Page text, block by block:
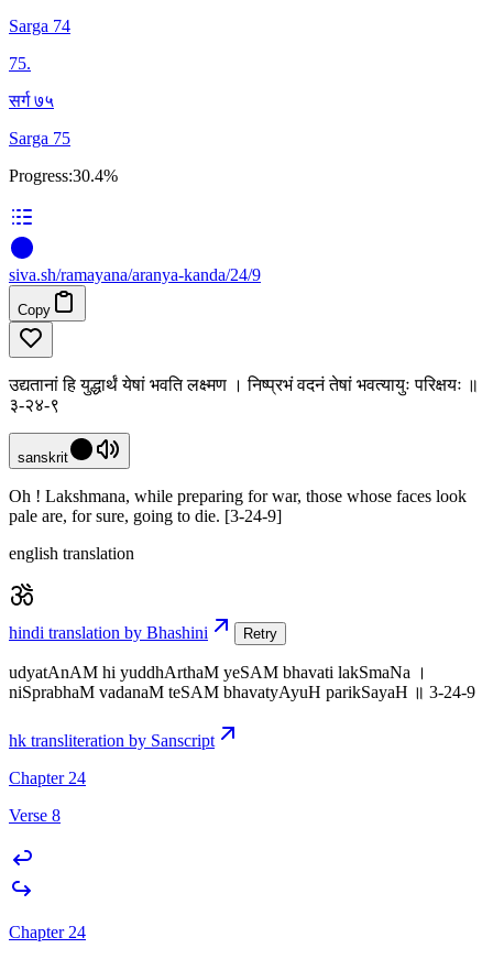
Sarga 74
75.
सर्ग ७५
Sarga 75
Progress:30.4%
siva.sh/ramayana/aranya-kanda/24/9
Copy
उद्यतानां हि युद्धार्थं येषां भवति लक्ष्मण । निष्प्रभं वदनं तेषां भवत्यायुः परिक्षयः ॥
३-२४-९
sanskrit
Oh ! Lakshmana, while preparing for war, those whose faces look
pale are, for sure, going to die. [3-24-9]
english translation
hindi translation by Bhashini Retry
udyatAnAM hi yuddhArthaM yeSAM bhavati lakSmaNa ।
niSprabhaM vadanaM teSAM bhavatyAyuH parikSayaH ॥ 3-24-9
hk transliteration by Sanscript
Chapter 24
Verse 8
Chapter 24